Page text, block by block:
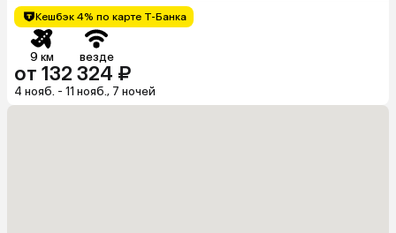
Кешбэк 4% по карте Т-Банка
9 км везде
от 132 324 ₽
4 нояб. - 11 нояб., 7 ночей